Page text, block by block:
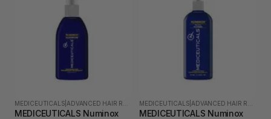
MEDICEUTICALS
MEDICEUTICALS Numinox
MEDICEUTICALS
MEDICEUTICALS Numinox